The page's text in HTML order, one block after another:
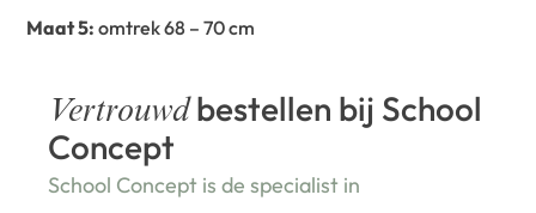
Maat 5: omtrek 68 – 70 cm
Vertrouwdbestellen bij School
Concept
School Concept is de specialist in